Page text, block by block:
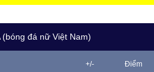
(bóng đá nữ Việt Nam)
+/- Điểm